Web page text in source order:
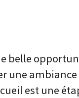
belle
une
est une